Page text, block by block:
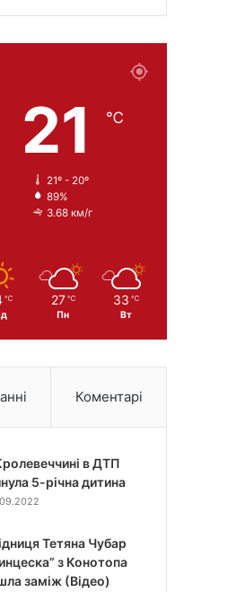
21 ℃
21º - 20º
89%
3.68 км/г
℃ 27 ℃
Пн
33 ℃
Вт
Коментарі
в ДТП
5-річна дитина
Тетяна Чубар
з Конотопа
заміж (Відео)